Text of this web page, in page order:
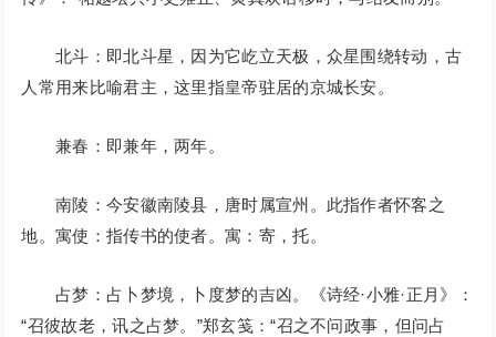
北斗：即北斗星，因为它屹立天极，众星围绕转动，古
人常用来比喻君主，这里指皇帝驻居的京城长安。
兼春：即兼年，两年。
南陵：今安徽南陵县，唐时属宣州。此指作者怀客之
地。寓使：指传书的使者。寓：寄，托。
占梦：占卜梦境，卜度梦的吉凶。《诗经·小雅·正月》：
“召彼故老，讯之占梦。”郑玄笺：“召之不问政事，但问占